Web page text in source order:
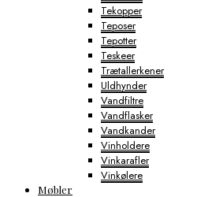
Tekopper
Teposer
Tepotter
Teskeer
Trætallerkener
Uldhynder
Vandfiltre
Vandflasker
Vandkander
Vinholdere
Vinkarafler
Vinkølere
Møbler